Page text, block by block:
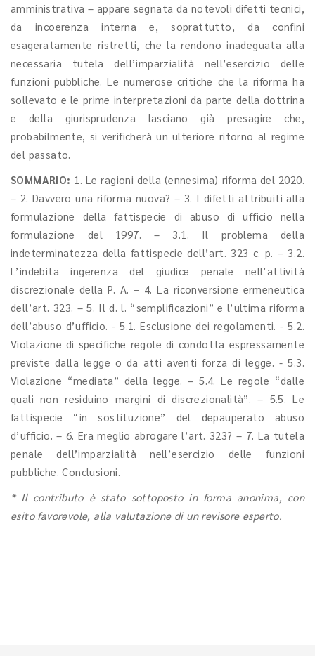
amministrativa – appare segnata da notevoli difetti tecnici,
da incoerenza interna e, soprattutto, da confini
esageratamente ristretti, che la rendono inadeguata alla
necessaria tutela dell’imparzialità nell’esercizio delle
funzioni pubbliche. Le numerose critiche che la riforma ha
sollevato e le prime interpretazioni da parte della dottrina
e della giurisprudenza lasciano già presagire che,
probabilmente, si verificherà un ulteriore ritorno al regime
del passato.
SOMMARIO: 1. Le ragioni della (ennesima) riforma del 2020.
– 2. Davvero una riforma nuova? – 3. I difetti attribuiti alla
formulazione della fattispecie di abuso di ufficio nella
formulazione del 1997. – 3.1. Il problema della
indeterminatezza della fattispecie dell’art. 323 c. p. – 3.2.
L’indebita ingerenza del giudice penale nell’attività
discrezionale della P. A. – 4. La riconversione ermeneutica
dell’art. 323. – 5. Il d. l. “semplificazioni” e l’ultima riforma
dell’abuso d’ufficio. - 5.1. Esclusione dei regolamenti. - 5.2.
Violazione di specifiche regole di condotta espressamente
previste dalla legge o da atti aventi forza di legge. - 5.3.
Violazione “mediata” della legge. – 5.4. Le regole “dalle
quali non residuino margini di discrezionalità”. – 5.5. Le
fattispecie “in sostituzione” del depauperato abuso
d’ufficio. – 6. Era meglio abrogare l’art. 323? – 7. La tutela
penale dell’imparzialità nell’esercizio delle funzioni
pubbliche. Conclusioni.
* Il contributo è stato sottoposto in forma anonima, con
esito favorevole, alla valutazione di un revisore esperto.